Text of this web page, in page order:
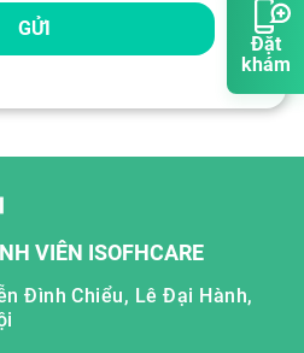
Đặt
khám
GỬI
VIÊN ISOFHCARE
Đình Chiểu, Lê Đại Hành,